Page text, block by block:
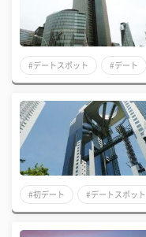
#デートスポット #デート
#初デート #デートスポット